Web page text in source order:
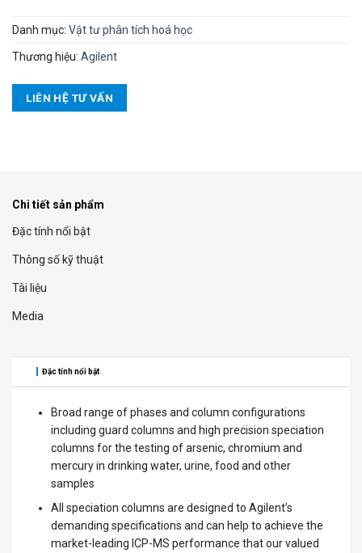
Danh mục: Vật tư phân tích hoá học
Thương hiệu: Agilent
LIÊN HỆ TƯ VẤN
Chi tiết sản phẩm
Đặc tính nổi bật
Thông số kỹ thuật
Tài liệu
Media
Đặc tính nổi bật
Broad range of phases and column configurations
including guard columns and high precision speciation
columns for the testing of arsenic, chromium and
mercury in drinking water, urine, food and other
samples
All speciation columns are designed to Agilent’s
demanding specifications and can help to achieve the
market-leading ICP-MS performance that our valued